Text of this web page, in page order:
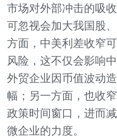
市场对外部冲击的吸
可忽视会加大我国股
方面，中美利差收窄
风险，这不仅会影响
外贸企业因币值波动
幅；另一方面，也收
政策时间窗口，进而
微企业的力度。